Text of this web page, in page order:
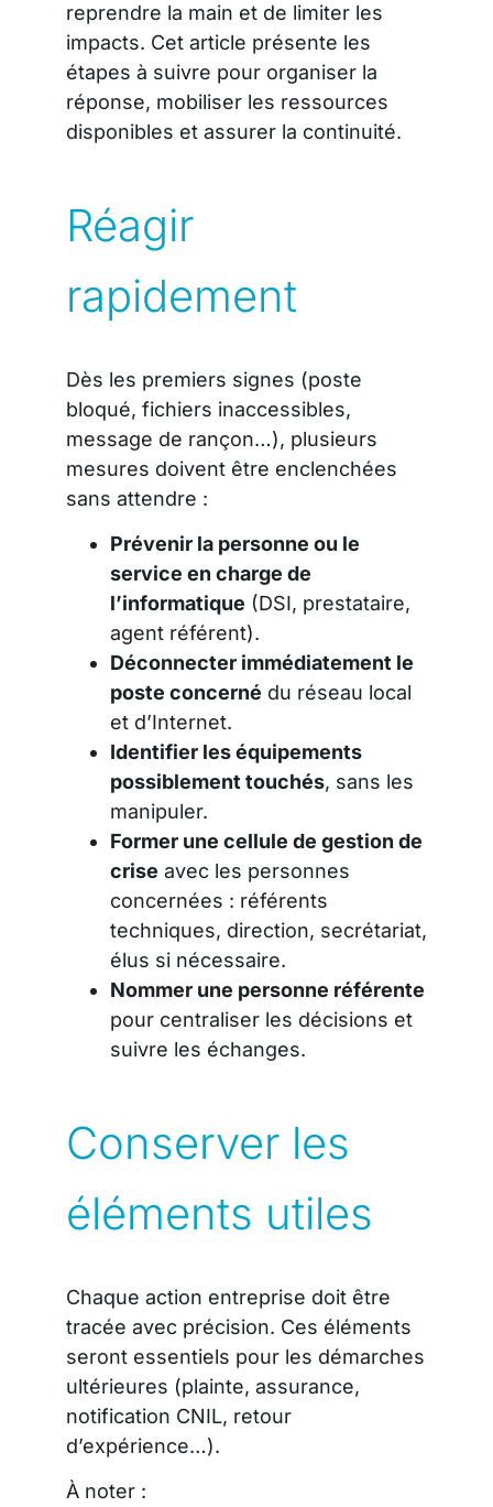
reprendre la main et de limiter les
impacts. Cet article présente les
étapes à suivre pour organiser la
réponse, mobiliser les ressources
disponibles et assurer la continuité.
Réagir
rapidement
Dès les premiers signes (poste
bloqué, fichiers inaccessibles,
message de rançon…), plusieurs
mesures doivent être enclenchées
sans attendre :
Prévenir la personne ou le
service en charge de
l’informatique (DSI, prestataire,
agent référent).
Déconnecter immédiatement le
poste concerné du réseau local
et d’Internet.
Identifier les équipements
possiblement touchés, sans les
manipuler.
Former une cellule de gestion de
crise avec les personnes
concernées : référents
techniques, direction, secrétariat,
élus si nécessaire.
Nommer une personne référente
pour centraliser les décisions et
suivre les échanges.
Conserver les
éléments utiles
Chaque action entreprise doit être
tracée avec précision. Ces éléments
seront essentiels pour les démarches
ultérieures (plainte, assurance,
notification CNIL, retour
d’expérience…).
À noter :